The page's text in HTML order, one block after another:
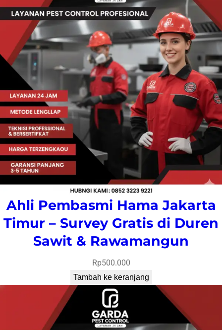
Ahli Pembasmi Hama Jakarta
Timur – Survey Gratis di Duren
Sawit & Rawamangun
Rp500.000
Tambah ke keranjang